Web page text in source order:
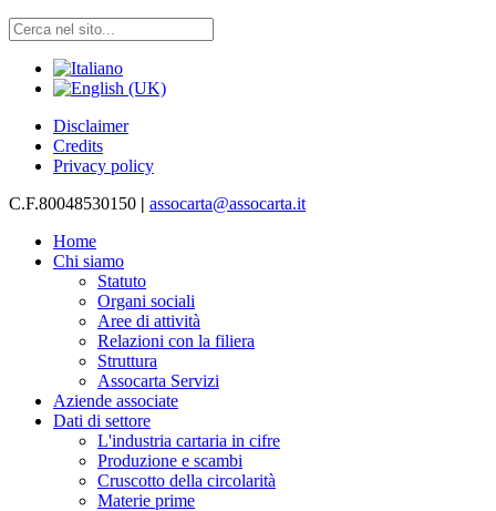
Disclaimer
Credits
Privacy policy
C.F.80048530150 | assocarta@assocarta.it
Home
Chi siamo
Statuto
Organi sociali
Aree di attività
Relazioni con la filiera
Struttura
Assocarta Servizi
Aziende associate
Dati di settore
L'industria cartaria in cifre
Produzione e scambi
Cruscotto della circolarità
Materie prime